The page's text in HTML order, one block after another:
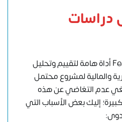
دراسات
تُعد الـ Feasibility Studies أداة هامة لتقييم وتحليل
والمالية لمشروع محتمل
عدم التغاضي عن هذه
إليك بعض الأسباب التي
: